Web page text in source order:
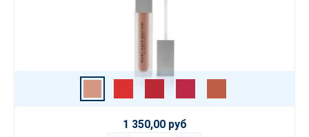
1 350,00 руб